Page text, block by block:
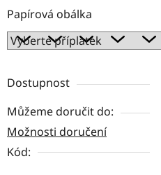
Papírová obálka
Dostupnost
Můžeme doručit do:
Možnosti doručení
Kód: